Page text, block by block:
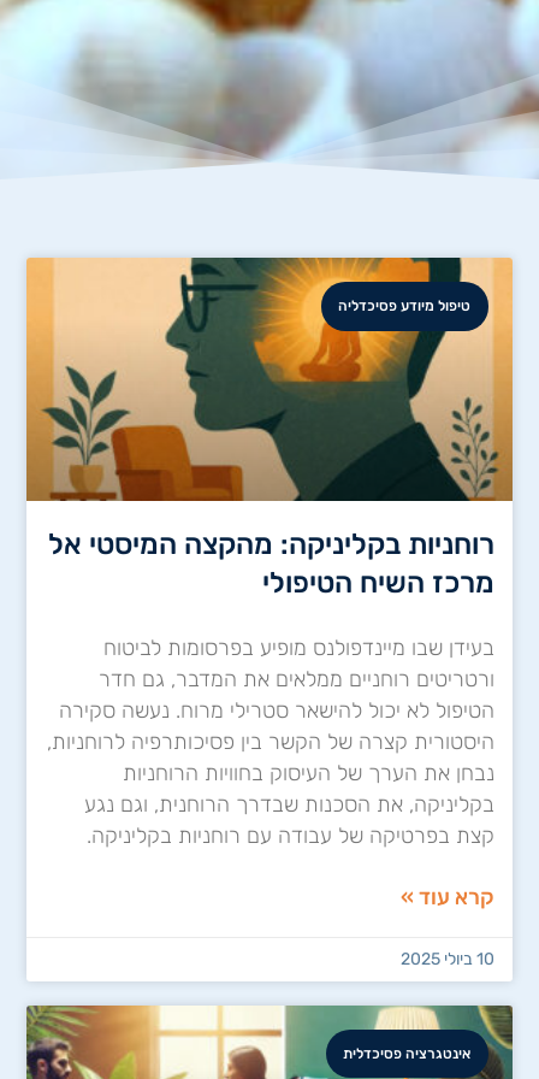
טיפול מיודע פסיכדליה
רוחניות בקליניקה: מהקצה המיסטי אל
מרכז השיח הטיפולי
בעידן שבו מיינדפולנס מופיע בפרסומות לביטוח
ורטריטים רוחניים ממלאים את המדבר, גם חדר
הטיפול לא יכול להישאר סטרילי מרוח. נעשה סקירה
היסטורית קצרה של הקשר בין פסיכותרפיה לרוחניות,
נבחן את הערך של העיסוק בחוויות הרוחניות
בקליניקה, את הסכנות שבדרך הרוחנית, וגם נגע
קצת בפרטיקה של עבודה עם רוחניות בקליניקה.
קרא עוד »
10 ביולי 2025
אינטגרציה פסיכדלית